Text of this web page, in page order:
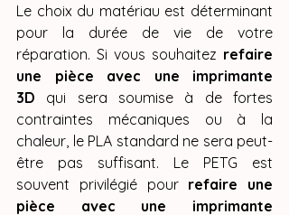
Le choix du matériau est déterminant
pour la durée de vie de votre
réparation. Si vous souhaitez refaire
une pièce avec une imprimante
3D qui sera soumise à de fortes
contraintes mécaniques ou à la
chaleur, le PLA standard ne sera peut-
être pas suffisant. Le PETG est
souvent privilégié pour refaire une
pièce avec une imprimante